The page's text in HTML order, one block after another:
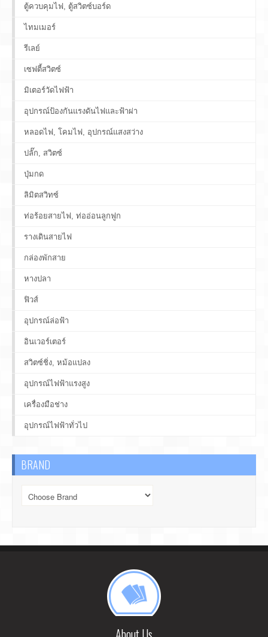
ตู้ควบคุมไฟ, ตู้สวิตซ์บอร์ด
ไทมเมอร์
รีเลย์
เซฟตี้สวิตซ์
มิเตอร์วัดไฟฟ้า
อุปกรณ์ป้องกันแรงดันไฟและฟ้าผ่า
หลอดไฟ, โคมไฟ, อุปกรณ์แสงสว่าง
ปลั๊ก, สวิตซ์
ปุ่มกด
ลิมิตสวิทซ์
ท่อร้อยสายไฟ, ท่ออ่อนลูกฟูก
รางเดินสายไฟ
กล่องพักสาย
หางปลา
ฟิวส์
อุปกรณ์ล่อฟ้า
อินเวอร์เตอร์
สวิตซ์ชิ่ง, หม้อแปลง
อุปกรณ์ไฟฟ้าแรงสูง
เครื่องมือช่าง
อุปกรณ์ไฟฟ้าทั่วไป
BRAND